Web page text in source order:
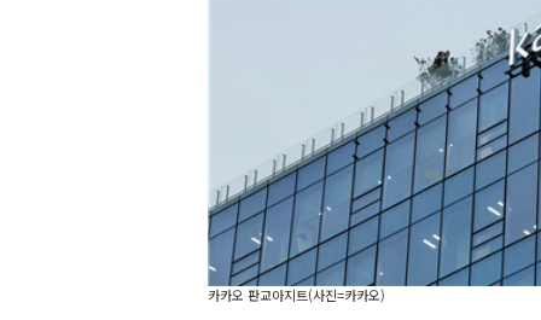
카카오 판교아지트(사진=카카오)